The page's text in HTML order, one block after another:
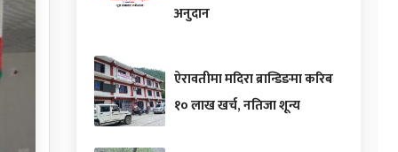
अनुदान
ऐरावतीमा मदिरा ब्रान्डिङमा करिब
१० लाख खर्च, नतिजा शून्य